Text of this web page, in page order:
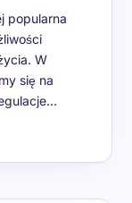
popularna
W
się na